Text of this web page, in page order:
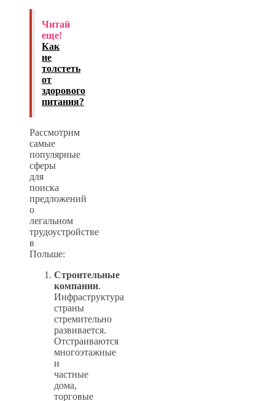
Читай
еще!
Как
не
толстеть
от
здорового
питания?
Рассмотрим
самые
популярные
сферы
для
поиска
предложений
о
легальном
трудоустройстве
в
Польше:
Строительные
компании.
Инфраструктура
страны
стремительно
развивается.
Отстраиваются
многоэтажные
и
частные
дома,
торговые